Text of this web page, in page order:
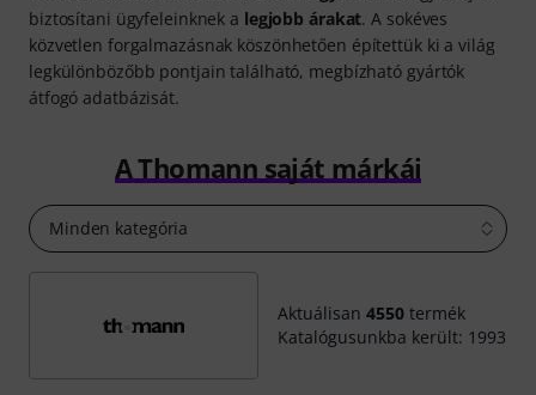
biztosítani ügyfeleinknek a legjobb árakat. A sokéves
közvetlen forgalmazásnak köszönhetően építettük ki a világ
legkülönbözőbb pontjain található, megbízható gyártók
átfogó adatbázisát.
A Thomann saját márkái
Minden kategória
Aktuálisan 4550termék
Katalógusunkba került: 1993